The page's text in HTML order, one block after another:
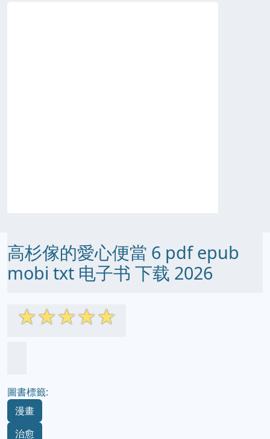
高杉傢的愛心便當 6 pdf epub
mobi txt 电子书 下载 2026
☆☆☆☆☆
圖書標籤:
漫畫
治愈